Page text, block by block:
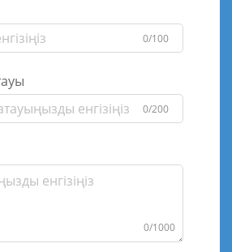
0/100
0/200
0/1000